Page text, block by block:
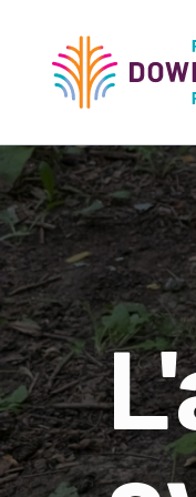
content
Downsview Park